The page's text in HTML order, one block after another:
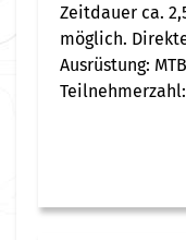
Zeitdauer ca.
möglich.
Ausrüstung: